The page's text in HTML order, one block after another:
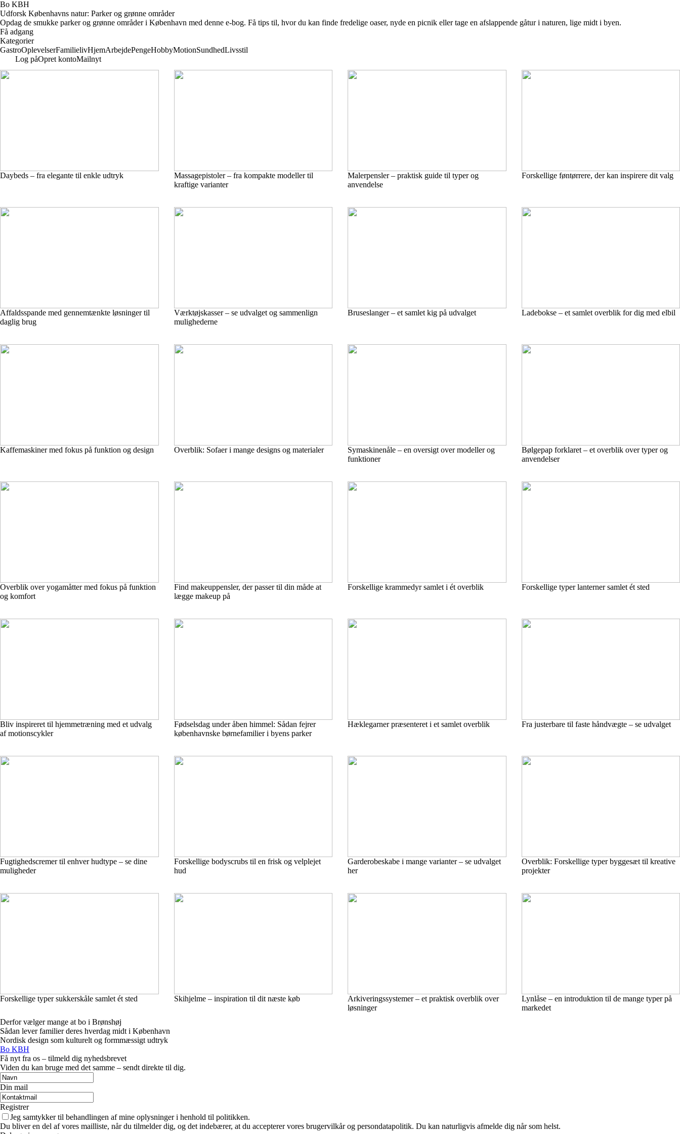
Bo KBH
Udforsk Københavns natur: Parker og grønne områder
Opdag de smukke parker og grønne områder i København med denne e-bog. Få tips til, hvor du kan finde fredelige oaser, nyde en picnik eller tage en afslappende gåtur i naturen, lige midt i byen.
Få adgang
Kategorier
GastroOplevelserFamilielivHjemArbejdePengeHobbyMotionSundhedLivsstil
Log påOpret kontoMailnyt
Daybeds – fra elegante til enkle udtryk
Massagepistoler – fra kompakte modeller til
kraftige varianter
Malerpensler – praktisk guide til typer og
anvendelse
Forskellige føntørrere, der kan inspirere dit valg
Affaldsspande med gennemtænkte løsninger til
daglig brug
Værktøjskasser – se udvalget og sammenlign
mulighederne
Bruseslanger – et samlet kig på udvalget Ladebokse – et samlet overblik for dig med elbil
Kaffemaskiner med fokus på funktion og design Overblik: Sofaer i mange designs og materialer
Symaskinenåle – en oversigt over modeller og
funktioner
Bølgepap forklaret – et overblik over typer og
anvendelser
Overblik over yogamåtter med fokus på funktion
og komfort
Find makeuppensler, der passer til din måde at
lægge makeup på
Forskellige krammedyr samlet i ét overblik Forskellige typer lanterner samlet ét sted
Bliv inspireret til hjemmetræning med et udvalg
af motionscykler
Fødselsdag under åben himmel: Sådan fejrer
københavnske børnefamilier i byens parker
Hæklegarner præsenteret i et samlet overblik Fra justerbare til faste håndvægte – se udvalget
Fugtighedscremer til enhver hudtype – se dine
muligheder
Forskellige bodyscrubs til en frisk og velplejet
hud
Garderobeskabe i mange varianter – se udvalget
her
Overblik: Forskellige typer byggesæt til kreative
projekter
Forskellige typer sukkerskåle samlet ét sted Skihjelme – inspiration til dit næste køb
Arkiveringssystemer – et praktisk overblik over
løsninger
Lynlåse – en introduktion til de mange typer på
markedet
Derfor vælger mange at bo i Brønshøj
Sådan lever familier deres hverdag midt i København
Nordisk design som kulturelt og formmæssigt udtryk
Bo KBH
Få nyt fra os – tilmeld dig nyhedsbrevet
Viden du kan bruge med det samme – sendt direkte til dig.
Din mail
Registrer
Jeg samtykker til behandlingen af mine oplysninger i henhold til politikken.
Du bliver en del af vores mailliste, når du tilmelder dig, og det indebærer, at du accepterer vores brugervilkår og persondatapolitik. Du kan naturligvis afmelde dig når som helst.